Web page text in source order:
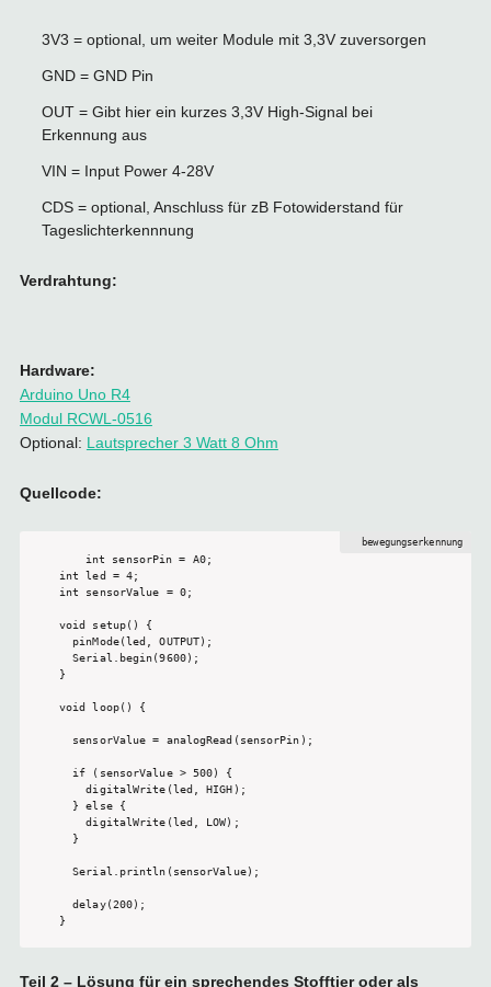
3V3 = optional, um weiter Module mit 3,3V zuversorgen
GND = GND Pin
OUT = Gibt hier ein kurzes 3,3V High-Signal bei
Erkennung aus
VIN = Input Power 4-28V
CDS = optional, Anschluss für zB Fotowiderstand für
Tageslichterkennnung
Verdrahtung:
Hardware:
Arduino Uno R4
Modul RCWL-0516
Optional: Lautsprecher 3 Watt 8 Ohm
Quellcode:
int sensorPin = A0;
int led = 4;
int sensorValue = 0;
void setup() {
  pinMode(led, OUTPUT);
  Serial.begin(9600);
}
void loop() {
  sensorValue = analogRead(sensorPin);
  if (sensorValue > 500) {
    digitalWrite(led, HIGH);
  } else {
    digitalWrite(led, LOW);
  }
  Serial.println(sensorValue);
  delay(200);
}
Teil 2 – Lösung für ein sprechendes Stofftier oder als